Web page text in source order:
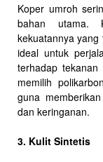
Koper umroh
bahan utama.
kekuatannya
ideal untuk
terhadap
memilih
guna
dan keringanan.
3. Kulit Sintetis